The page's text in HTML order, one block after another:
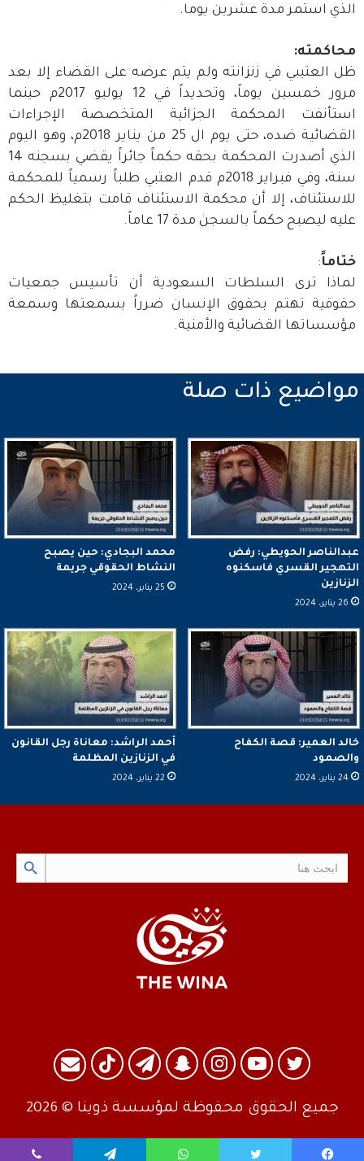
الذي استمر مدة عشرين يوما.
محاكمته:
ظل العتيبي في زنزانته ولم يتم عرضه على القضاء إلا بعد
مرور خمسين يوماً، وتحديداً في 12 يوليو 2017م حينما
استأنفت المحكمة الجزائية المتخصصة الإجراءات
القضائية ضده، حتى يوم ال 25 من يناير 2018م، وهو اليوم
الذي أصدرت المحكمة بحقه حكماً جائراً يقضي بسجنه 14
سنة، وفي فبراير 2018م قدم العتبي طلباً رسمياً للمحكمة
للاستئناف، إلا أن محكمة الاستئناف قامت بتغليظ الحكم
عليه ليصبح حكماً بالسجن مدة 17 عاماً.
ختاماً:
لماذا ترى السلطات السعودية أن تأسيس جمعيات
حقوقية تهتم بحقوق الإنسان ضرراً بسمعتها وسمعة
مؤسساتها القضائية والأمنية.
عبدالناصر الحويطي: رفض
التهجير القسري فاسكنوه
الزنازين
26 يناير، 2024
محمد البجادي: حين يصبح
النشاط الحقوقي جريمة
25 يناير، 2024
خالد العمير: قصة الكفاح
والصمود
24 يناير، 2024
أحمد الراشد: معاناة رجل القانون
في الزنازين المظلمة
22 يناير، 2024
Search
Search Button
تويتر يوتيوبانستقرام
سنابتيلقرامTikTokالبريد
جميع الحقوق محفوظة لمؤسسة ذوينا © 2026